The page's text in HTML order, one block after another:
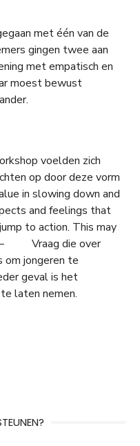
met één van de
gingen twee aan
met empatisch en
moest bewust
voelden zich
op door deze vorm
in slowing down and
and feelings that
to action. This may
– Vraag die over
om jongeren te
geval is het
laten nemen.